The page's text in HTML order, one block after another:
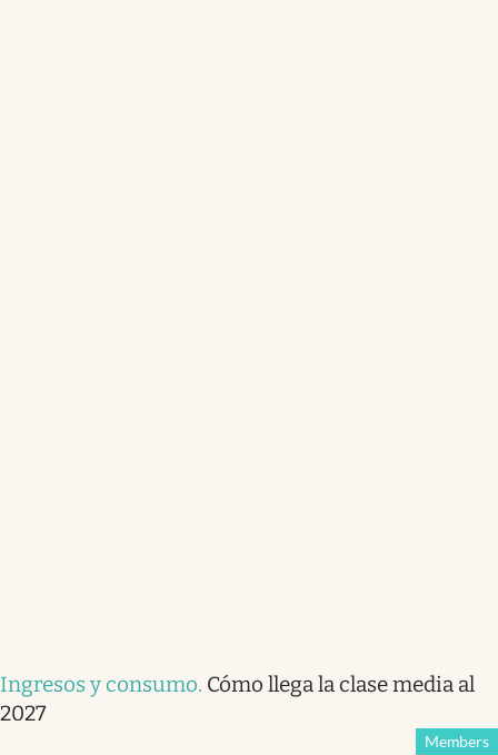
Ingresos y consumo. Cómo llega la clase media al
2027
Members